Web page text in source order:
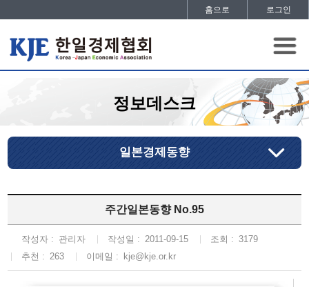
홈으로 로그인
정보데스크
일본경제동향
주간일본동향 No.95
작성자 : 관리자 작성일 : 2011-09-15 조회 : 3179
추천 : 263 이메일 : kje@kje.or.kr